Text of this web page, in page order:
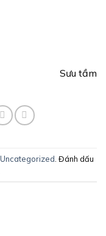
Sưu tầm
Uncategorized . Đánh dấu